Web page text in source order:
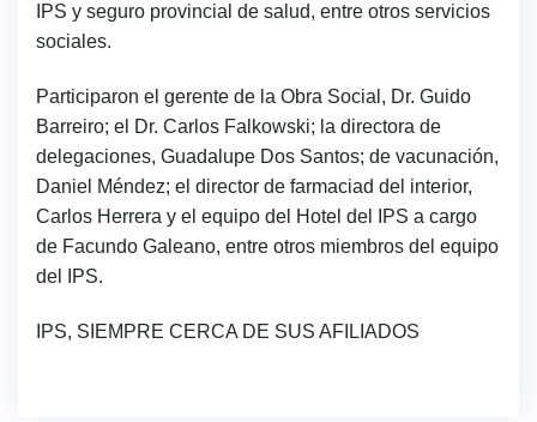
IPS y seguro provincial de salud, entre otros servicios
sociales.
Participaron el gerente de la Obra Social, Dr. Guido
Barreiro; el Dr. Carlos Falkowski; la directora de
delegaciones, Guadalupe Dos Santos; de vacunación,
Daniel Méndez; el director de farmaciad del interior,
Carlos Herrera y el equipo del Hotel del IPS a cargo
de Facundo Galeano, entre otros miembros del equipo
del IPS.
IPS, SIEMPRE CERCA DE SUS AFILIADOS